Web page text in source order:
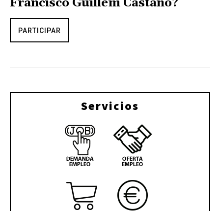
Francisco Guillem Castaño?
PARTICIPAR
Servicios